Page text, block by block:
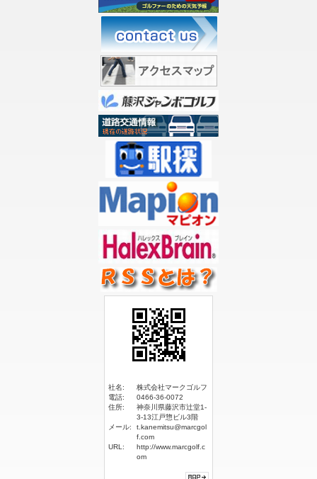
社名:
株式会社マークゴルフ
電話:
0466-36-0072
住所:
神奈川県藤沢市辻堂1-
3-13江戸惣ビル3階
メール:
t.kanemitsu@marcgol
f.com
URL:
http://www.marcgolf.c
om